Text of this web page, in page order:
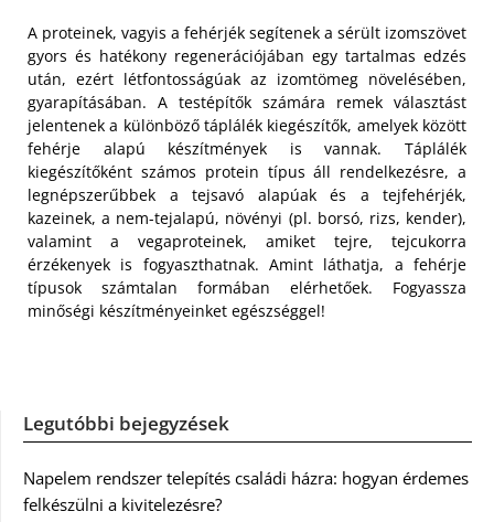
A proteinek, vagyis a fehérjék segítenek a sérült izomszövet
gyors és hatékony regenerációjában egy tartalmas edzés
után, ezért létfontosságúak az izomtömeg növelésében,
gyarapításában. A testépítők számára remek választást
jelentenek a különböző táplálék kiegészítők, amelyek között
fehérje alapú készítmények is vannak. Táplálék
kiegészítőként számos protein típus áll rendelkezésre, a
legnépszerűbbek a tejsavó alapúak és a tejfehérjék,
kazeinek, a nem-tejalapú, növényi (pl. borsó, rizs, kender),
valamint a vegaproteinek, amiket tejre, tejcukorra
érzékenyek is fogyaszthatnak. Amint láthatja, a fehérje
típusok számtalan formában elérhetőek. Fogyassza
minőségi készítményeinket egészséggel!
Legutóbbi bejegyzések
Napelem rendszer telepítés családi házra: hogyan érdemes
felkészülni a kivitelezésre?